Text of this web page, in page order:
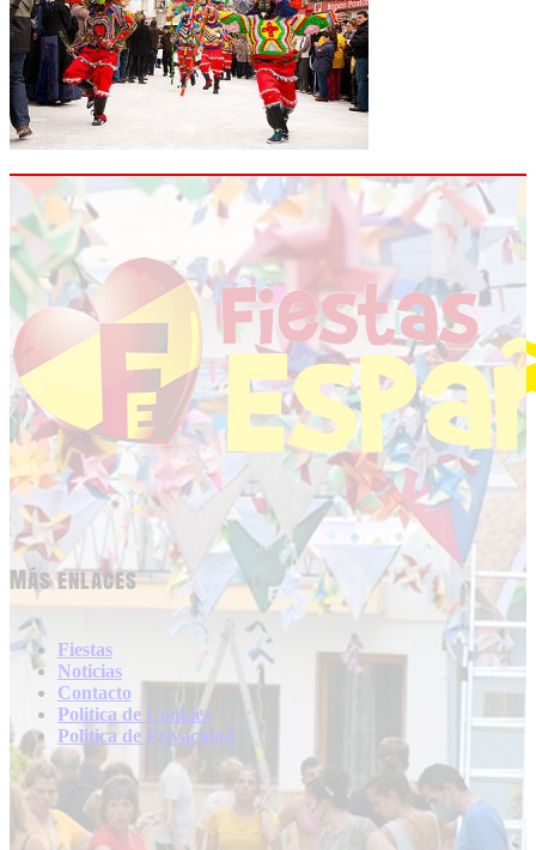
Más enlaces
Fiestas
Noticias
Contacto
Politica de Cookies
Politica de Privacidad